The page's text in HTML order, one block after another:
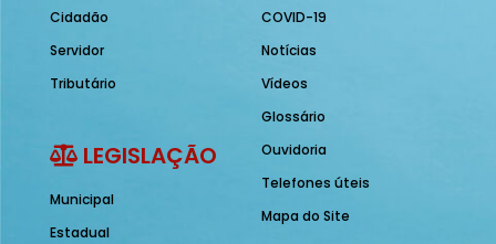
Cidadão
Servidor
Tributário
LEGISLAÇÃO
Municipal
Estadual
COVID-19
Notícias
Vídeos
Glossário
Ouvidoria
Telefones úteis
Mapa do Site